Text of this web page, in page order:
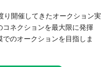
り開催してきたオークション実
ネクションを最大限に発揮
のオークションを目指しま